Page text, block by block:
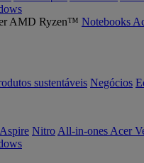
Notebooks
sustentáveis Negócios
Nitro All-in-ones Acer